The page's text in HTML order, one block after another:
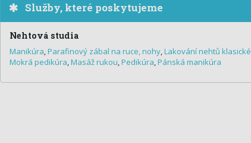
Služby, které poskytujeme
Nehtová studia
Manikúra,Parafinový zábal na ruce, nohy,Lakování nehtů klasické
Mokrá pedikúra,Masáž rukou,Pedikúra,Pánská manikúra